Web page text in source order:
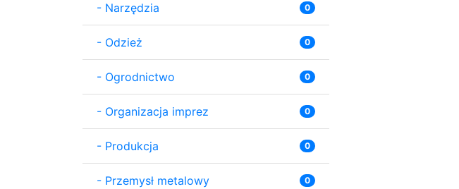
- Narzędzia 0
- Odzież 0
- Ogrodnictwo 0
- Organizacja imprez 0
- Produkcja 0
- Przemysł metalowy 0